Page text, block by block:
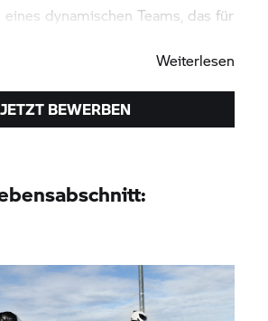
eines dynamischen Teams, das für
Weiterlesen
JETZT BEWERBEN